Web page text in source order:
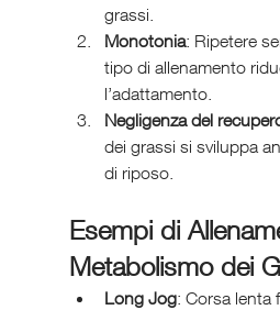
grassi.
Monotonia: Ripetere
tipo di allenamento
l’adattamento.
Negligenza del
dei grassi si sviluppa
di riposo.
Esempi di
Metabolismo dei
Long Jog: Corsa lenta